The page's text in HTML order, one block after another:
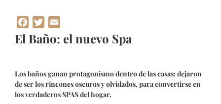
Facebook
Twitter
El Baño: el nuevo Spa
Los baños ganan protagonismo dentro de las casas: dejaron
de ser los rincones oscuros y olvidados, para convertirse en
los verdaderos SPAS del hogar.